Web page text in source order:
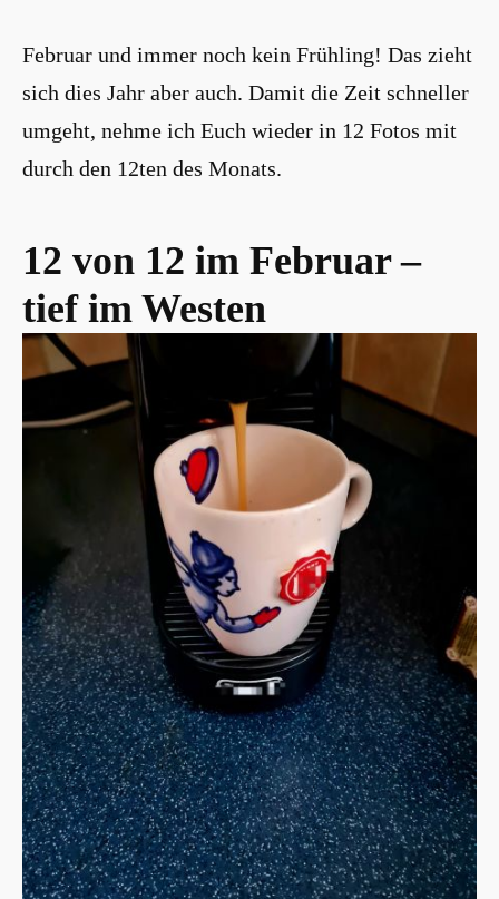
im
Februar
Februar und immer noch kein Frühling! Das zieht
sich dies Jahr aber auch. Damit die Zeit schneller
umgeht, nehme ich Euch wieder in 12 Fotos mit
durch den 12ten des Monats.
12 von 12 im Februar –
tief im Westen